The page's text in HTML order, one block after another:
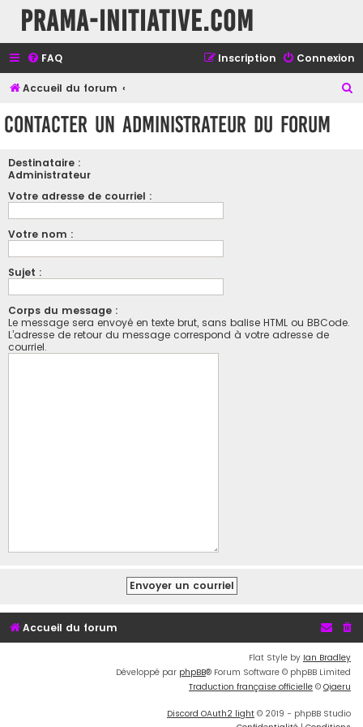
Prama-initiative.com
FAQ Connexion
Inscription
Accueil du forum
Contacter un administrateur du forum
Destinataire :
Administrateur
Votre adresse de courriel :
Votre nom :
Sujet :
Corps du message :
Le message sera envoyé en texte brut, sans balise HTML ou BBCode.
L’adresse de retour du message correspond à votre adresse de
courriel.
Accueil du forum
Flat Style by Ian Bradley
Développé par phpBB® Forum Software © phpBB Limited
Traduction française officielle © Qiaeru
Discord OAuth2 light © 2019 - phpBB Studio